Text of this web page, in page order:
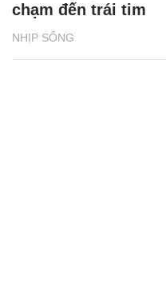
NHỊP SỐNG
chạm đến trái tim